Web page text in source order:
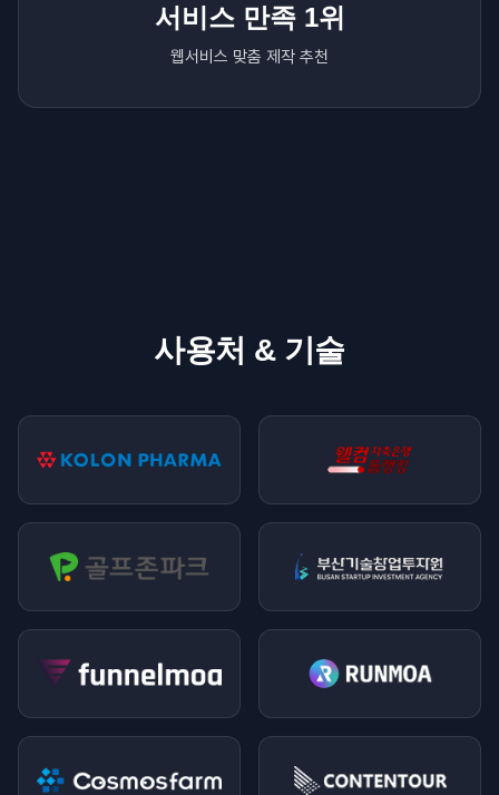
서비스 만족 1위
웹서비스 맞춤 제작 추천
사용처 & 기술